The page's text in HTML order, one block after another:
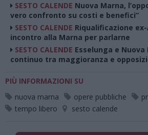
SESTO CALENDE Nuova Marna,
vero confronto su costi e benefici”
SESTO CALENDE Riqualificazione
incontro alla Marna per parlarne
SESTO CALENDE Esselunga e
continuo tra maggioranza e
PIÙ INFORMAZIONI SU
nuova marna
opere pubbliche
tempo libero
sesto calende